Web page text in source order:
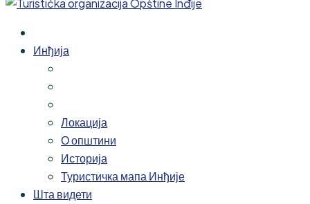
Инђија
Локација
О општини
Историја
Туристичка мапа Инђије
Шта видети